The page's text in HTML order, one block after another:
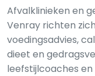
Afvalklinieken en
Venray richten
voedingsadvies,
dieet en
leefstijlcoaches